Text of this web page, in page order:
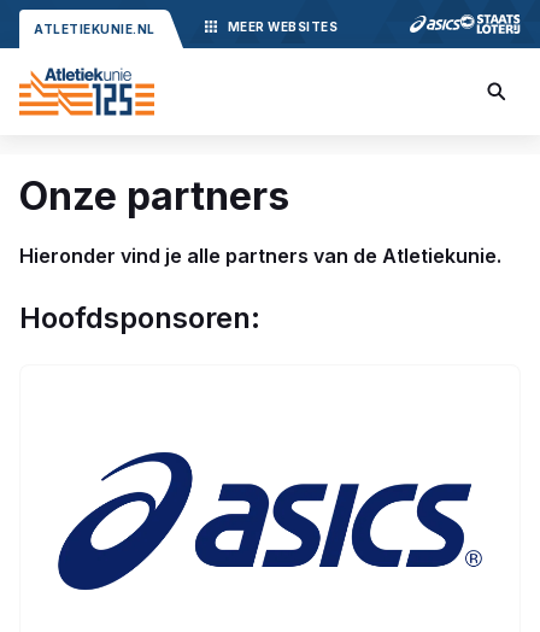
ATLETIEKUNIE.NL MEER WEBSITES
Onze partners
Hieronder vind je alle partners van de Atletiekunie.
Hoofdsponsoren: